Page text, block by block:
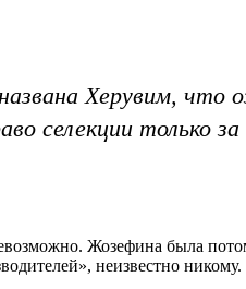
Херувим, что
селекции только
Жозефина была
неизвестно